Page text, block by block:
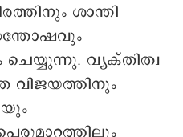
ശാന്തി
വ്യക്തിത്വ
വിജയത്തിനും